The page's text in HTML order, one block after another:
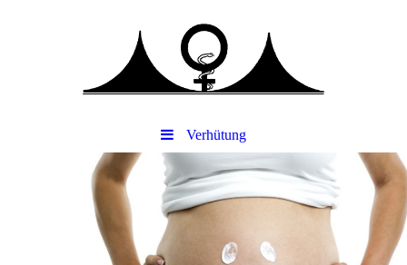
Verhütung